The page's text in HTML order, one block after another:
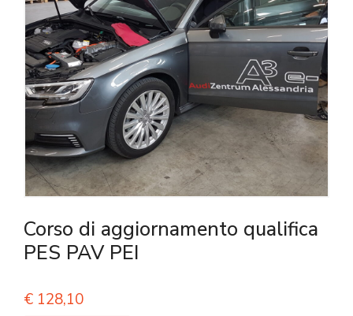
Corso di aggiornamento qualifica
PES PAV PEI
€ 128,10